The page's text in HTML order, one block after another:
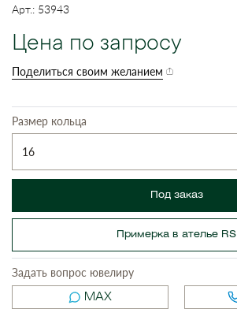
Арт.: 53943
Цена по запросу
Поделиться своим желанием
Размер кольца
16
Под заказ
Примерка в ателье RS
Задать вопрос ювелиру
MAX